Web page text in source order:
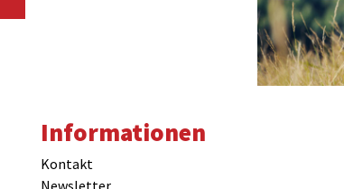
Informationen
Kontakt